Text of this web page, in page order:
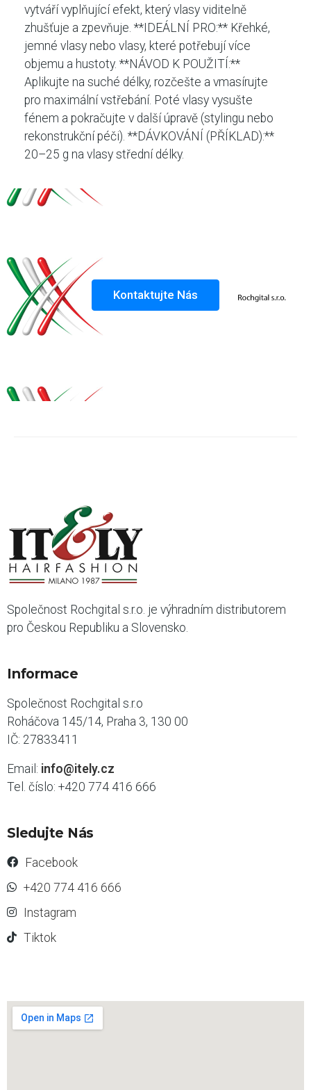
vytváří vyplňující efekt, který vlasy viditelně
zhušťuje a zpevňuje. **IDEÁLNÍ PRO:** Křehké,
jemné vlasy nebo vlasy, které potřebují více
objemu a hustoty. **NÁVOD K POUŽITÍ:**
Aplikujte na suché délky, rozčešte a vmasírujte
pro maximální vstřebání. Poté vlasy vysušte
fénem a pokračujte v další úpravě (stylingu nebo
rekonstrukční péči). **DÁVKOVÁNÍ (PŘÍKLAD):**
20–25 g na vlasy střední délky.
Kontaktujte Nás
Společnost Rochgital s.r.o. je výhradním distributorem
pro Českou Republiku a Slovensko.
Informace
Společnost Rochgital s.r.o
Roháčova 145/14, Praha 3, 130 00
IČ: 27833411
Email: info@itely.cz
Tel. číslo: +420 774 416 666
Sledujte Nás
Facebook
+420 774 416 666
Instagram
Tiktok